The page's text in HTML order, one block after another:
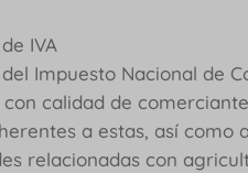
IVA
Impuesto Nacional de
calidad de
a estas, así como
relacionadas con